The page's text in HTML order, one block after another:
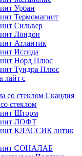
Урбан
Термомагнит
Сильвер
Лондон
Атлантик
Иссида
Норд Плюс
Тундра Плюс
лайт с
со стеклом Скандия
стеклом
Шторм
ЛОФТ
КЛАССИК антик
СОНАЛАБ